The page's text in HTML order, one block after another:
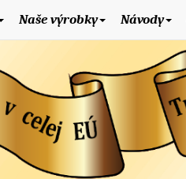
Naše výrobky Návody